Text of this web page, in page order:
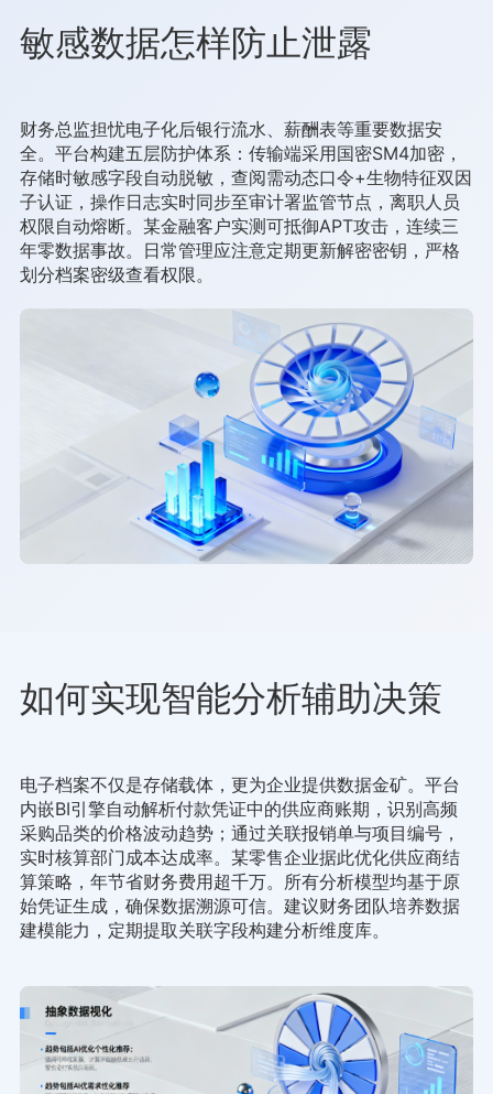
敏感数据怎样防止泄露
财务总监担忧电子化后银行流水、薪酬表等重要数据安
全。平台构建五层防护体系：传输端采用国密SM4加密，
存储时敏感字段自动脱敏，查阅需动态口令+生物特征双因
子认证，操作日志实时同步至审计署监管节点，离职人员
权限自动熔断。某金融客户实测可抵御APT攻击，连续三
年零数据事故。日常管理应注意定期更新解密密钥，严格
划分档案密级查看权限。
如何实现智能分析辅助决策
电子档案不仅是存储载体，更为企业提供数据金矿。平台
内嵌BI引擎自动解析付款凭证中的供应商账期，识别高频
采购品类的价格波动趋势；通过关联报销单与项目编号，
实时核算部门成本达成率。某零售企业据此优化供应商结
算策略，年节省财务费用超千万。所有分析模型均基于原
始凭证生成，确保数据溯源可信。建议财务团队培养数据
建模能力，定期提取关联字段构建分析维度库。